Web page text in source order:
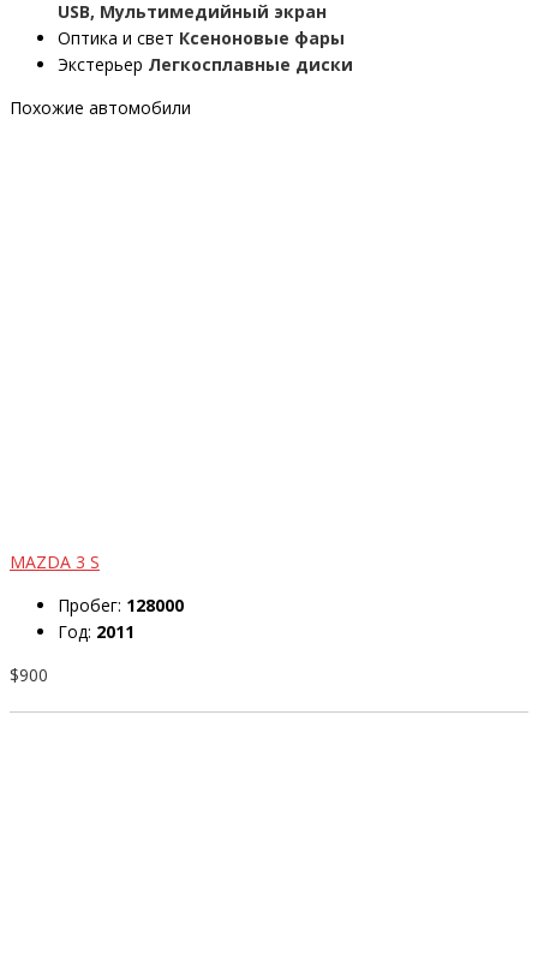
USB, Мультимедийный экран
Оптика и свет Ксеноновые фары
Экстерьер Легкосплавные диски
Похожие автомобили
MAZDA 3 S
Пробег: 128000
Год: 2011
$900